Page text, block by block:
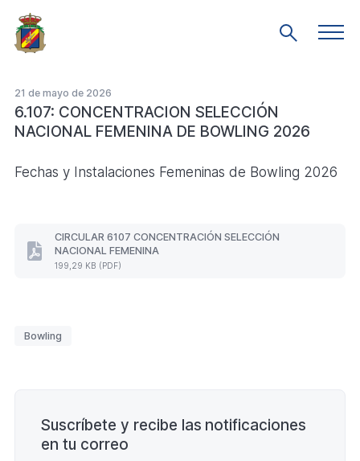
Saltar
al
contenido
Mostrar
21 de mayo de 2026
6.107: CONCENTRACION SELECCIÓN
NACIONAL FEMENINA DE BOWLING 2026
Fechas y Instalaciones Femeninas de Bowling 2026
CIRCULAR 6107 CONCENTRACIÓN SELECCIÓN
NACIONAL FEMENINA
199,29 KB (PDF)
CIRCULAR
(Formato
Bowling
Suscríbete y recibe las notificaciones
en tu correo